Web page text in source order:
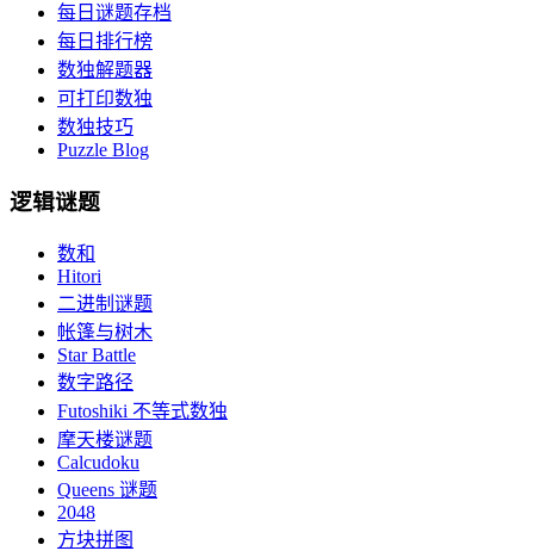
每日谜题存档
每日排行榜
数独解题器
可打印数独
数独技巧
Puzzle Blog
逻辑谜题
数和
Hitori
二进制谜题
帐篷与树木
Star Battle
数字路径
Futoshiki 不等式数独
摩天楼谜题
Calcudoku
Queens 谜题
2048
方块拼图